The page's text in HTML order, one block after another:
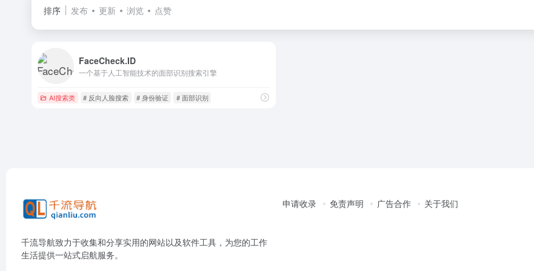
排序 发布 更新 浏览 点赞
FaceCheck.ID
一个基于人工智能技术的面部识别搜索引擎
AI搜索类 # 反向人脸搜索 # 身份验证 # 面部识别
千流导航致力于收集和分享实用的网站以及软件工具，为您的工作
生活提供一站式启航服务。
申请收录 免责声明 广告合作 关于我们